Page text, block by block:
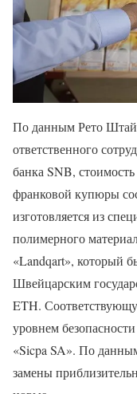
По данным Рето
ответственного
банка SNB,
франковой купюры
изготовляется из
полимерного
«Landqart», который
Швейцарским
ETH.
уровнем
«Sicpa SA». По
замены